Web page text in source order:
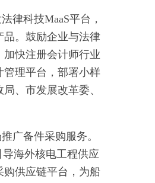
律科技MaaS平台，
品。鼓励企业与法律
快注册会计师行业
管理平台，部署小样
、市发展改革委、
广备件采购服务。
海外核电工程供应
供应链平台，为船